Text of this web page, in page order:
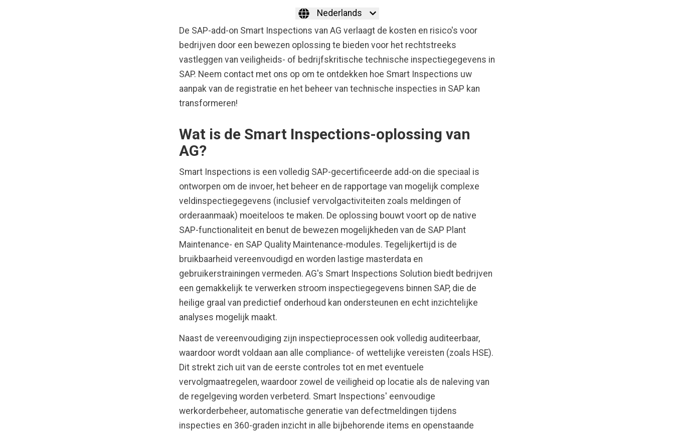
Nederlands
De SAP-add-on Smart Inspections van AG verlaagt de kosten en risico's voor
bedrijven door een bewezen oplossing te bieden voor het rechtstreeks
vastleggen van veiligheids- of bedrijfskritische technische inspectiegegevens in
SAP. Neem contact met ons op om te ontdekken hoe Smart Inspections uw
aanpak van de registratie en het beheer van technische inspecties in SAP kan
transformeren!
Wat is de Smart Inspections-oplossing van
AG?
Smart Inspections is een volledig SAP-gecertificeerde add-on die speciaal is
ontworpen om de invoer, het beheer en de rapportage van mogelijk complexe
veldinspectiegegevens (inclusief vervolgactiviteiten zoals meldingen of
orderaanmaak) moeiteloos te maken. De oplossing bouwt voort op de native
SAP-functionaliteit en benut de bewezen mogelijkheden van de SAP Plant
Maintenance- en SAP Quality Maintenance-modules. Tegelijkertijd is de
bruikbaarheid vereenvoudigd en worden lastige masterdata en
gebruikerstrainingen vermeden. AG's Smart Inspections Solution biedt bedrijven
een gemakkelijk te verwerken stroom inspectiegegevens binnen SAP, die de
heilige graal van predictief onderhoud kan ondersteunen en echt inzichtelijke
analyses mogelijk maakt.
Naast de vereenvoudiging zijn inspectieprocessen ook volledig auditeerbaar,
waardoor wordt voldaan aan alle compliance- of wettelijke vereisten (zoals HSE).
Dit strekt zich uit van de eerste controles tot en met eventuele
vervolgmaatregelen, waardoor zowel de veiligheid op locatie als de naleving van
de regelgeving worden verbeterd. Smart Inspections' eenvoudige
werkorderbeheer, automatische generatie van defectmeldingen tijdens
inspecties en 360-graden inzicht in alle bijbehorende items en openstaande